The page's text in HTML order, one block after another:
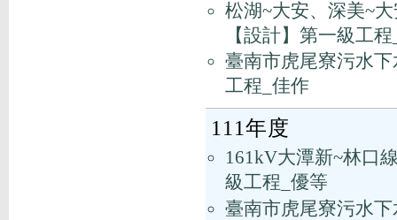
松湖~大安、深美~
【設計】第一級工
臺南市虎尾寮污水
工程_佳作
111年度
161kV大潭新~林口
級工程_優等
臺南市虎尾寮污水